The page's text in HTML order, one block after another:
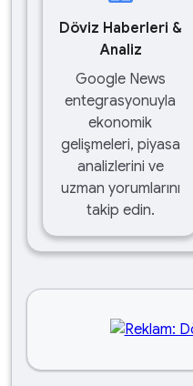
Döviz Haberleri &
Analiz
Google News
entegrasyonuyla
ekonomik
gelişmeleri, piyasa
analizlerini ve
uzman yorumlarını
takip edin.